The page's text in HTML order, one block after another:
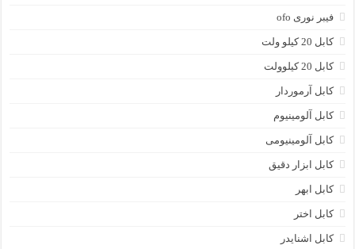
فیبر نوری ofo
کابل 20 کیلو ولت
کابل 20 کیلوولت
کابل آرموردار
کابل آلومینیوم
کابل آلومینیومی
کابل ابزار دقیق
کابل ابهر
کابل اختر
کابل اشنایدر